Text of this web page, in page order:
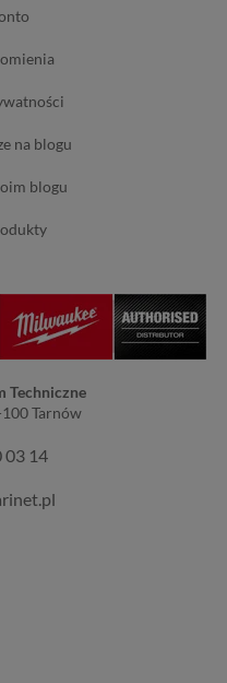
na blogu
blogu
Techniczne
Tarnów
03 14